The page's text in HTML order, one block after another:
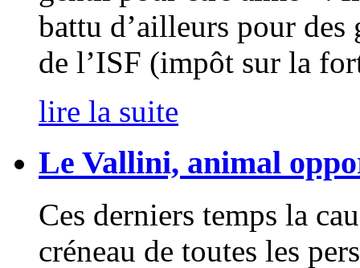
battu d’ailleurs pour des
de l’ISF (impôt sur la
lire la suite
Le Vallini, animal
Ces derniers temps la
créneau de toutes les